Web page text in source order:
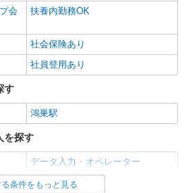
会
扶養内勤務OK
社会保険あり
社員登用あり
す
鴻巣駅
を探す
データ入力・オペレーター
求人を探す
条件をもっと見る